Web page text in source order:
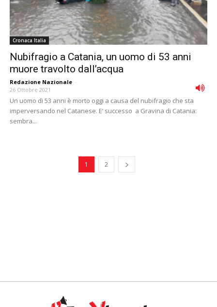
Cronaca Italia
Nubifragio a Catania, un uomo di 53 anni
muore travolto dall’acqua
Redazione Nazionale -
26 Ottobre 2021
Un uomo di 53 anni è morto oggi a causa del nubifragio che sta
imperversando nel Catanese. E’ successo a Gravina di Catania:
sembra...
1 2